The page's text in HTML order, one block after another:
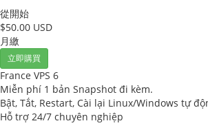
從開始
$50.00 USD
月繳
立即購買
France VPS 6
Miễn phí 1 bản Snapshot đi kèm.
Bật, Tắt, Restart, Cài lại Linux/Windows tự
Hỗ trợ 24/7 chuyên nghiệp